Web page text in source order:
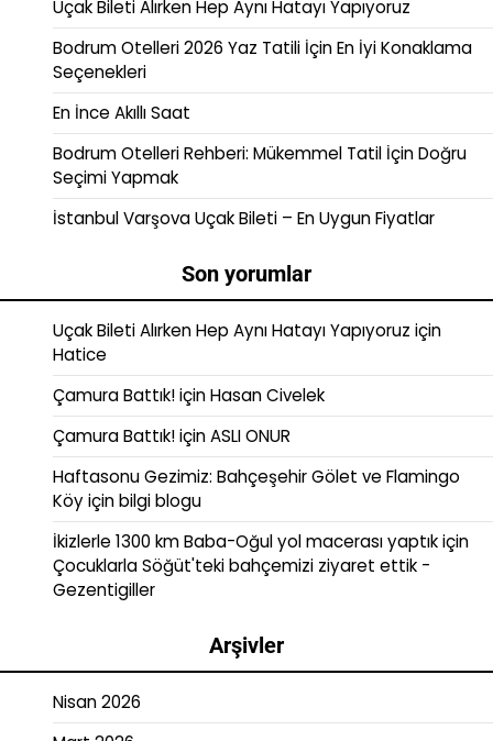
Uçak Bileti Alırken Hep Aynı Hatayı Yapıyoruz
Bodrum Otelleri 2026 Yaz Tatili İçin En İyi Konaklama
Seçenekleri
En İnce Akıllı Saat
Bodrum Otelleri Rehberi: Mükemmel Tatil İçin Doğru
Seçimi Yapmak
İstanbul Varşova Uçak Bileti – En Uygun Fiyatlar
Son yorumlar
Uçak Bileti Alırken Hep Aynı Hatayı Yapıyoruz için
Hatice
Çamura Battık!içinHasan Civelek
Çamura Battık!içinASLI ONUR
Haftasonu Gezimiz: Bahçeşehir Gölet ve Flamingo
Köyiçinbilgi blogu
İkizlerle 1300 km Baba-Oğul yol macerası yaptıkiçin
Çocuklarla Söğüt'teki bahçemizi ziyaret ettik -
Gezentigiller
Arşivler
Nisan 2026